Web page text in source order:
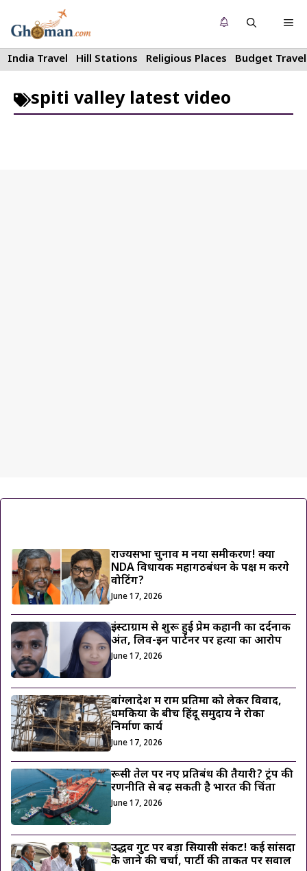
to
content
India Travel Hill Stations Religious Places Budget Travel
spiti valley latest video
राज्यसभा चुनाव में नया समीकरण! क्या
NDA विधायक महागठबंधन के पक्ष में करेंगे
वोटिंग?
June 17, 2026
इंस्टाग्राम से शुरू हुई प्रेम कहानी का दर्दनाक
अंत, लिव-इन पार्टनर पर हत्या का आरोप
June 17, 2026
बांग्लादेश में राम प्रतिमा को लेकर विवाद,
धमकियों के बीच हिंदू समुदाय ने रोका
निर्माण कार्य
June 17, 2026
रूसी तेल पर नए प्रतिबंध की तैयारी? ट्रंप की
रणनीति से बढ़ सकती है भारत की चिंता
June 17, 2026
उद्धव गुट पर बड़ा सियासी संकट! कई सांसदों
के जाने की चर्चा, पार्टी की ताकत पर सवाल